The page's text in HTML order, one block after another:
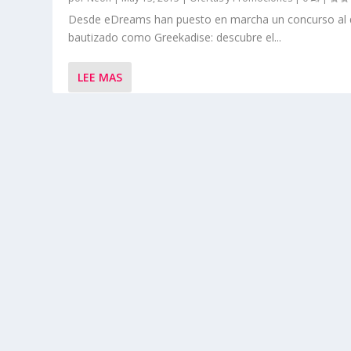
Desde eDreams han puesto en marcha un concurso al
bautizado como Greekadise: descubre el...
LEE MAS